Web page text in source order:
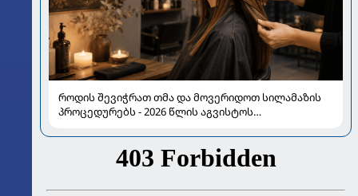
როდის შევიჭრათ თმა და მოვერიდოთ სილამაზის
პროცედურებს - 2026 წლის აგვისტოს